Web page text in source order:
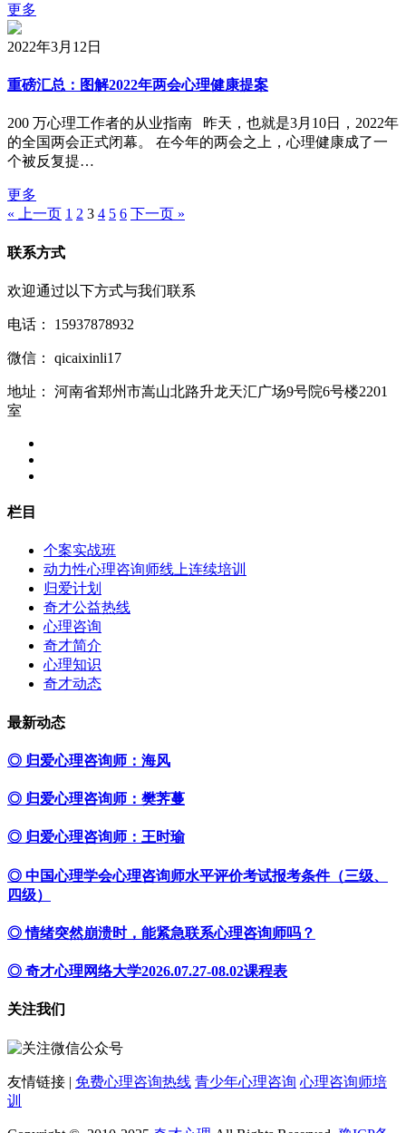
更多
2022年3月12日
重磅汇总：图解2022年两会心理健康提案
200 万心理工作者的从业指南 昨天，也就是3月10日，2022年
的全国两会正式闭幕。 在今年的两会之上，心理健康成了一
个被反复提…
更多
« 上一页 1 2 3 4 5 6 下一页 »
联系方式
欢迎通过以下方式与我们联系
电话： 15937878932
微信： qicaixinli17
地址：
河南省郑州市嵩山北路升龙天汇广场9号院6号楼2201
室
栏目
个案实战班
动力性心理咨询师线上连续培训
归爱计划
奇才公益热线
心理咨询
奇才简介
心理知识
奇才动态
最新动态
◎ 归爱心理咨询师：海风
◎ 归爱心理咨询师：樊荠蔓
◎ 归爱心理咨询师：王时瑜
◎ 中国心理学会心理咨询师水平评价考试报考条件（三级、
四级）
◎ 情绪突然崩溃时，能紧急联系心理咨询师吗？
◎ 奇才心理网络大学2026.07.27-08.02课程表
关注我们
友情链接 | 免费心理咨询热线 青少年心理咨询 心理咨询师培
训